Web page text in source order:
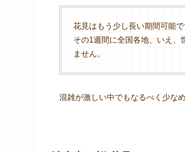
花見はもう少し長い期間可能
その1週間に全国各地、いえ、
ません。
混雑が激しい中でもなるべく少な